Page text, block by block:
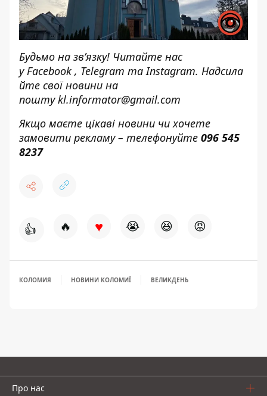
Будьмо на зв’язку! Читайте нас
уFacebook, Telegram таInstagram. Надсила
йте свої новини на
поштуkl.informator@gmail.com
Якщо маєте цікаві новини чи хочете
замовити рекламу – телефонуйте 096 545
8237
👍 🔥 ♥ 😭 😆 😡
КОЛОМИЯ НОВИНИ КОЛОМИЇ ВЕЛИКДЕНЬ
Про нас